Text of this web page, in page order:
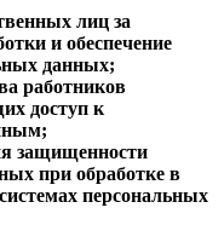
лиц за
и обеспечение
данных;
работников
доступ к
защищенности
при обработке в
персональных